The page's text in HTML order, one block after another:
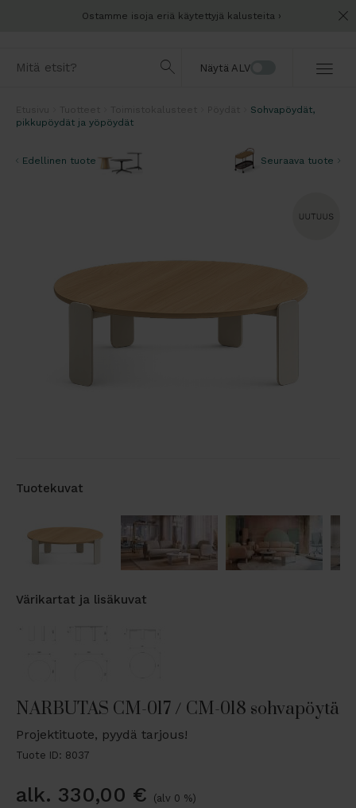
Ostamme isoja eriä käytettyjä kalusteita
Näytä ALV
Sohvapöydät,
pikkupöydät ja yöpöydät
Edellinen tuote Seuraava tuote
Tuotekuvat
Värikartat ja lisäkuvat
NARBUTAS CM-017 / CM-018 sohvapöytä
Projektituote, pyydä tarjous!
Tuote ID: 8037
alk. 330,00 € (alv 0 %)